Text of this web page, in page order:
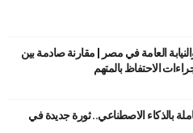
العامة في مصر | مقارنة صادمة بين
الاحتفاظ بالمتهم
بالذكاء الاصطناعي.. ثورة جديدة في